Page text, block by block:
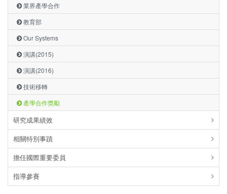
業界產學合作
教育部
Our Systems
演講(2015)
演講(2016)
技術移轉
產學合作獎勵
研究成果績效
相關特別事蹟
擔任國際重要委員
指導參賽